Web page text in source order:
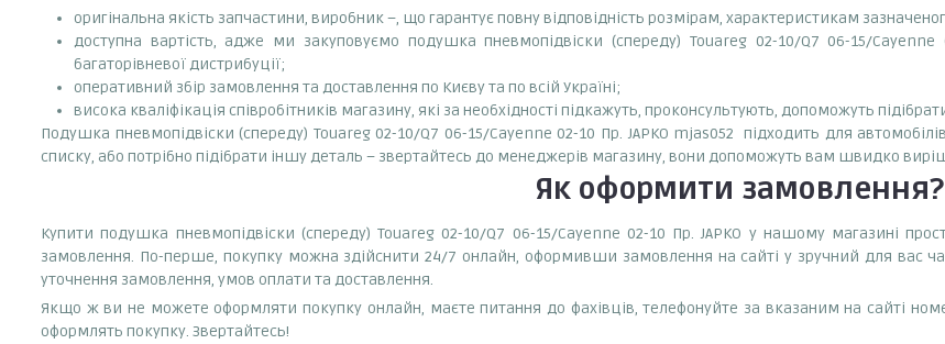
оригінальна якість запчастини, виробник –, що гарантує повну відповідність розмірам, характеристикам
доступна вартість, адже ми закуповуємо подушка пневмопідвіски (спереду) Touareg 02-10/Q7 06-15/
багаторівневої дистрибуції;
оперативний збір замовлення та доставлення по Києву та по всій Україні;
висока кваліфікація співробітників магазину, які за необхідності підкажуть, проконсультують, допоможуть
Подушка пневмопідвіски (спереду) Touareg 02-10/Q7 06-15/Cayenne 02-10 Пр. JAPKO mjas052 підходить для
списку, або потрібно підібрати іншу деталь – звертайтесь до менеджерів магазину, вони допоможуть вам швидко
Як оформити замовлення?
Купити подушка пневмопідвіски (спереду) Touareg 02-10/Q7 06-15/Cayenne 02-10 Пр. JAPKO у нашому магазині
замовлення. По-перше, покупку можна здійснити 24/7 онлайн, оформивши замовлення на сайті у зручний для вас
уточнення замовлення, умов оплати та доставлення.
Якщо ж ви не можете оформляти покупку онлайн, маєте питання до фахівців, телефонуйте за вказаним на сайті
оформлять покупку. Звертайтесь!